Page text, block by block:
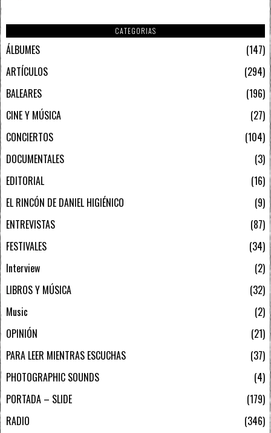
CATEGORIAS
ÁLBUMES
147
ARTÍCULOS
294
BALEARES
196
CINE Y MÚSICA
27
CONCIERTOS
104
DOCUMENTALES
3
EDITORIAL
16
EL RINCÓN DE DANIEL HIGIÉNICO
9
ENTREVISTAS
87
FESTIVALES
34
Interview
2
LIBROS Y MÚSICA
32
Music
2
OPINIÓN
21
PARA LEER MIENTRAS ESCUCHAS
37
PHOTOGRAPHIC SOUNDS
4
PORTADA – SLIDE
179
RADIO
346